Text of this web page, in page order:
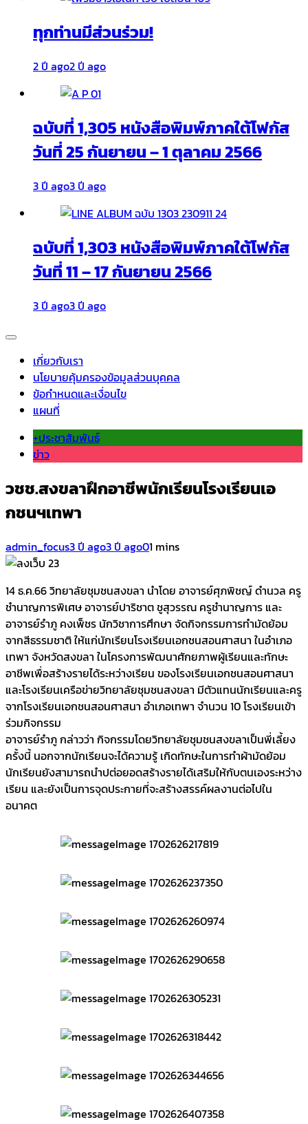
ทุกท่านมีส่วนร่วม!
2 ปี ago2 ปี ago
ฉบับที่ 1,305 หนังสือพิมพ์ภาคใต้โฟกัส
วันที่ 25 กันยายน – 1 ตุลาคม 2566
3 ปี ago3 ปี ago
ฉบับที่ 1,303 หนังสือพิมพ์ภาคใต้โฟกัส
วันที่ 11 – 17 กันยายน 2566
3 ปี ago3 ปี ago
เกี่ยวกับเรา
นโยบายคุ้มครองข้อมูลส่วนบุคคล
ข้อกำหนดและเงื่อนไข
แผนที่
+ประชาสัมพันธ์
ข่าว
วชช.สงขลาฝึกอาชีพนักเรียนโรงเรียนเอ
กชนฯเทพา
admin_focus3 ปี ago3 ปี ago01 mins
14 ธ.ค.66 วิทยาลัยชุมชนสงขลา นำโดย อาจารย์ศุภพิชญ์ ดำนวล ครู
ชำนาญการพิเศษ อาจารย์ปาริชาต ชูสุวรรณ ครูชำนาญการ และ
อาจารย์รำภู คงเพ็ชร นักวิชาการศึกษา จัดกิจกรรมการทำมัดย้อม
จากสีธรรมชาติ ให้แก่นักเรียนโรงเรียนเอกชนสอนศาสนา ในอำเภอ
เทพา จังหวัดสงขลา ในโครงการพัฒนาศักยภาพผู้เรียนและทักษะ
อาชีพเพื่อสร้างรายได้ระหว่างเรียน ของโรงเรียนเอกชนสอนศาสนา
และโรงเรียนเครือข่ายวิทยาลัยชุมชนสงขลา มีตัวแทนนักเรียนและครู
จากโรงเรียนเอกชนสอนศาสนา อำเภอเทพา จำนวน 10 โรงเรียนเข้า
ร่วมกิจกรรม
อาจารย์รำภู กล่าวว่า กิจกรรมโดยวิทยาลัยชุมชนสงขลาเป็นพี่เลี้ยง
ครั้งนี้ นอกจากนักเรียนจะได้ความรู้ เกิดทักษะในการทำผ้ามัดย้อม
นักเรียนยังสามารถนำปต่อยอดสร้างรายได้เสริมให้กับตนเองระหว่าง
เรียน และยังเป็นการจุดประกายที่จะสร้างสรรค์ผลงานต่อไปใน
อนาคต